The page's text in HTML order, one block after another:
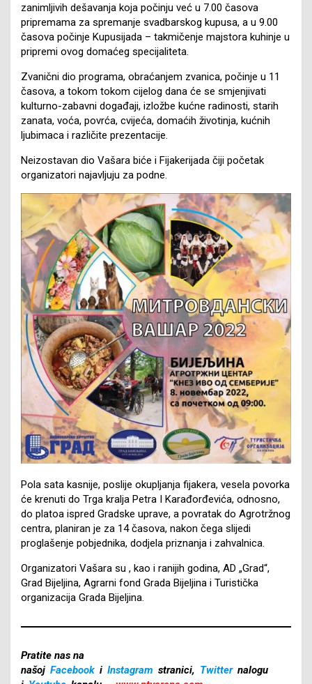
zanimljivih dešavanja koja počinju već u 7.00 časova
pripremama za spremanje svadbarskog kupusa, a u 9.00
časova počinje Kupusijada – takmičenje majstora kuhinje u
pripremi ovog domaćeg specijaliteta.
Zvanični dio programa, obraćanjem zvanica, počinje u 11
časova, a tokom tokom cijelog dana će se smjenjivati
kulturno-zabavni događaji, izložbe kućne radinosti, starih
zanata, voća, povrća, cvijeća, domaćih životinja, kućnih
ljubimaca i različite prezentacije.
Neizostavan dio Vašara biće i Fijakerijada čiji početak
organizatori najavljuju za podne.
Pola sata kasnije, poslije okupljanja fijakera, vesela povorka
će krenuti do Trga kralja Petra I Karađorđevića, odnosno,
do platoa ispred Gradske uprave, a povratak do Agrotržnog
centra, planiran je za 14 časova, nakon čega slijedi
proglašenje pobjednika, dodjela priznanja i zahvalnica.
Organizatori Vašara su , kao i ranijih godina, AD „Grad“,
Grad Bijeljina, Agrarni fond Grada Bijeljina i Turistička
organizacija Grada Bijeljina.
Pratite nas na
našoj Facebook i Instagram stranici, Twitter nalogu